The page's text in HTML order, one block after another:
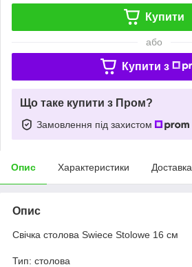
Купити
або
Купити з
Що таке купити з Пром?
Замовлення під захистом
Опис Характеристики Доставка
Опис
Свічка столова Swiece Stolowe 16 см
Тип: столова